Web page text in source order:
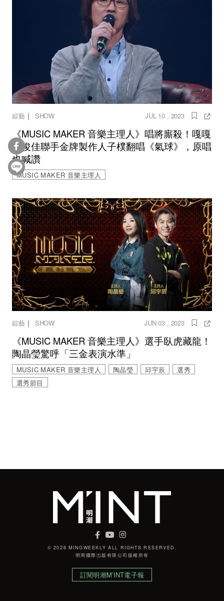
綜藝｜ SHOW JUL 10 , 2023
《MUSIC MAKER 音樂主理人》唱將廝殺！嘎嘎
潘俊佳聯手金牌製作人子樸翻唱《氣球》，原唱
也喊讚
MUSIC MAKER 音樂主理人
綜藝｜ SHOW JUN 03 , 2023
《MUSIC MAKER 音樂主理人》選手臥虎藏龍！
陶晶瑩驚呼「三金表演水準」
MUSIC MAKER 音樂主理人 陶晶瑩 邱宇辰
選秀
選秀節目
© 2026 MINGWEEKLY ALL RIGHTS RESERVED.
明周國際岀版有限公司版權所有
訂閱明潮M’INT電子報